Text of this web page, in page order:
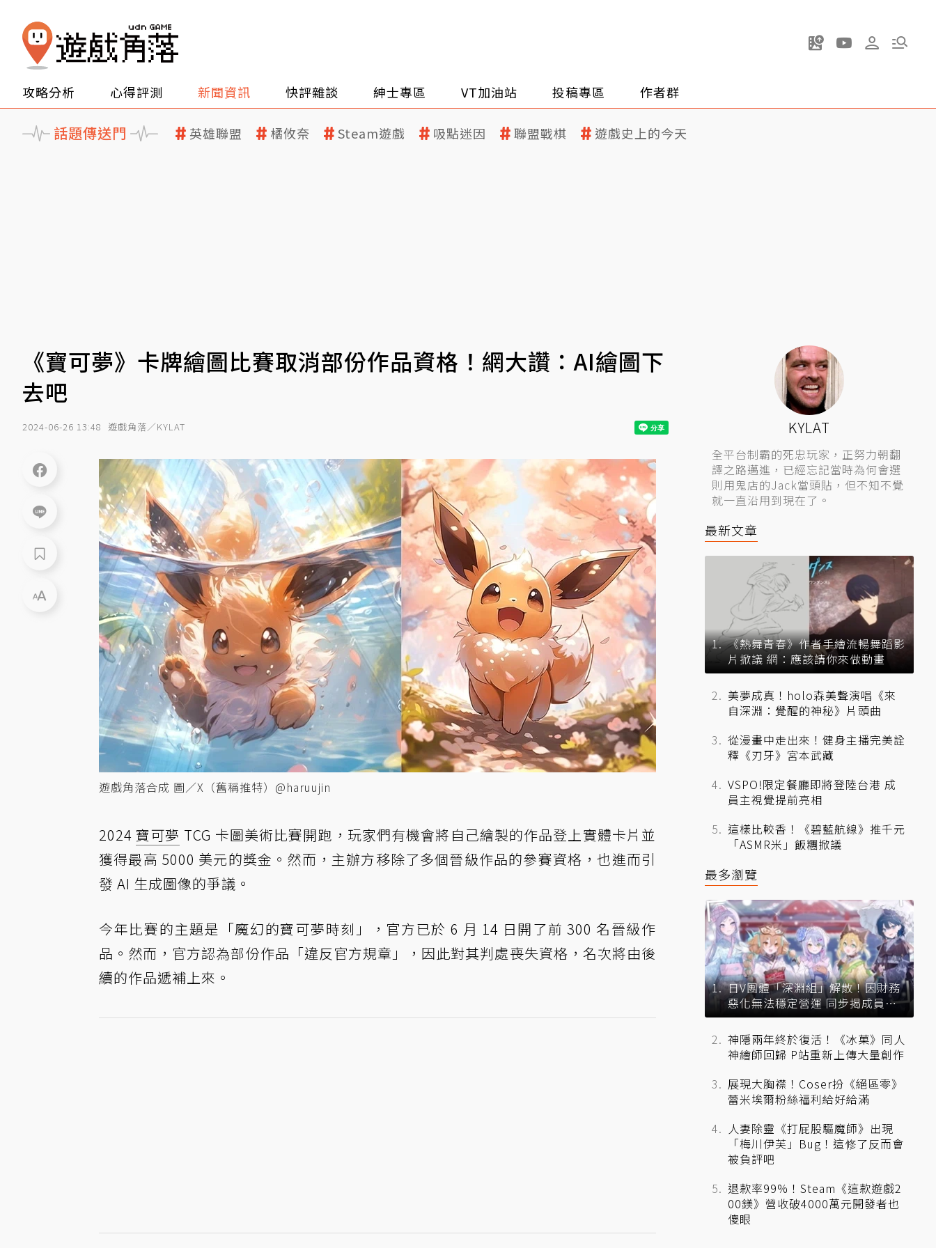
攻略分析 心得評測 新聞資訊 快評雜談 紳士專區 VT加油站 投稿專區 作者群
話題傳送門 英雄聯盟 橘攸奈 Steam遊戲 吸點迷因 聯盟戰棋 遊戲史上的今天
《寶可夢》卡牌繪圖比賽取消部份作品資格！網大讚：AI繪圖下
去吧
2024-06-26 13:48 遊戲角落／KYLAT
遊戲角落合成 圖／X（舊稱推特）@haruujin
2024 寶可夢 TCG 卡圖美術比賽開跑，玩家們有機會將自己繪製的作品登上實體卡片並
獲得最高 5000 美元的獎金。然而，主辦方移除了多個晉級作品的參賽資格，也進而引
發 AI 生成圖像的爭議。
今年比賽的主題是「魔幻的寶可夢時刻」，官方已於 6 月 14 日開了前 300 名晉級作
品。然而，官方認為部份作品「違反官方規章」，因此對其判處喪失資格，名次將由後
續的作品遞補上來。
KYLAT
全平台制霸的死忠玩家，正努力朝翻
譯之路邁進，已經忘記當時為何會選
則用鬼店的Jack當頭貼，但不知不覺
就一直沿用到現在了。
最新文章
《熱舞青春》作者手繪流暢舞蹈影
片掀議 網：應該請你來做動畫
美夢成真！holo森美聲演唱《來
自深淵：覺醒的神秘》片頭曲
從漫畫中走出來！健身主播完美詮
釋《刃牙》宮本武藏
VSPO!限定餐廳即將登陸台港 成
員主視覺提前亮相
這樣比較香！《碧藍航線》推千元
「ASMR米」飯糰掀議
最多瀏覽
日V團體「深淵組」解散！因財務
惡化無法穩定營運 同步揭成員未
來去向
神隱兩年終於復活！《冰菓》同人
神繪師回歸 P站重新上傳大量創作
展現大胸襟！Coser扮《絕區零》
蕾米埃爾粉絲福利給好給滿
人妻除靈《打屁股驅魔師》出現
「梅川伊芙」Bug！這修了反而會
被負評吧
退款率99%！Steam《這款遊戲2
00鎂》營收破4000萬元開發者也
傻眼